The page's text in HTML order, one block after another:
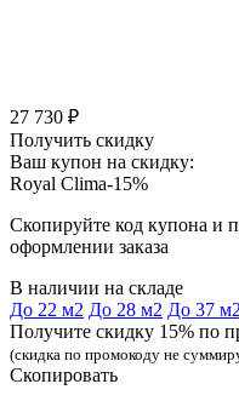
27 730 ₽
Получить скидку
Ваш купон на скидку:
Royal Clima-15%
Скопируйте код купона и
оформлении заказа
В наличии на складе
До 22 м2 До 28 м2 До 37 м2
Получите скидку 15% по
(скидка по промокоду не
Скопировать